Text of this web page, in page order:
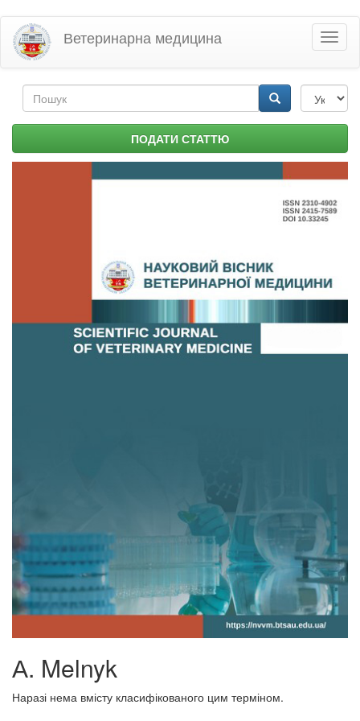
Перейти
основного
матеріалу
Ветеринарна медицина
Пошукова
форма ПОДАТИ СТАТТЮ
А. Melnyk
Наразі нема вмісту класифікованого цим терміном.